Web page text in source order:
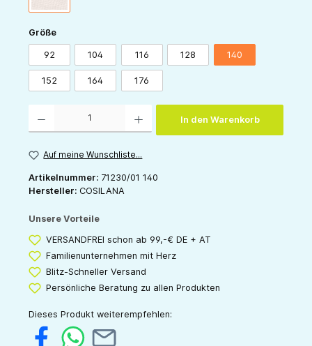
Größeauswählen
92 104 116 128 140
152 164 176
In den Warenkorb
Auf meine Wunschliste...
Artikelnummer: 71230/01 140
Hersteller: COSILANA
Unsere Vorteile
VERSANDFREI schon ab 99,-€ DE + AT
Familienunternehmen mit Herz
Blitz-Schneller Versand
Persönliche Beratung zu allen Produkten
Dieses Produkt weiterempfehlen: